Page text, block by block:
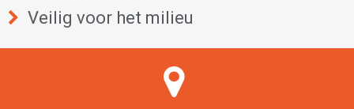
Veilig voor het milieu